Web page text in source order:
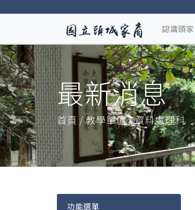
認識頭家
最新消息
首頁 / 教學單位 / 資料處理科
功能選單